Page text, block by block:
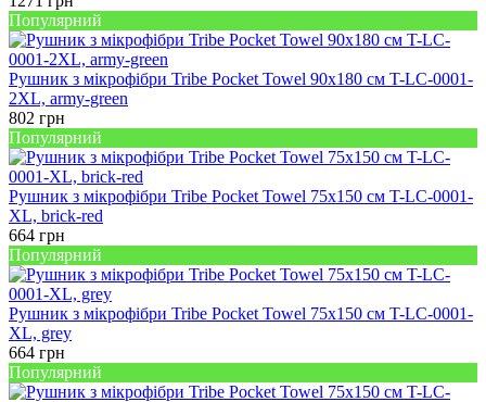
Популярний
Рушник з мікрофібри Tribe Pocket Towel 90х180 см T-LC-0001-
2XL, army-green
802 грн
Популярний
Рушник з мікрофібри Tribe Pocket Towel 75х150 см T-LC-0001-
XL, brick-red
664 грн
Популярний
Рушник з мікрофібри Tribe Pocket Towel 75х150 см T-LC-0001-
XL, grey
664 грн
Популярний